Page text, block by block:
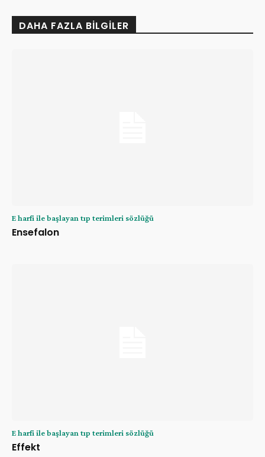
DAHA FAZLA BILGILER
E harfi ile başlayan tıp terimleri sözlüğü
Ensefalon
E harfi ile başlayan tıp terimleri sözlüğü
Effekt